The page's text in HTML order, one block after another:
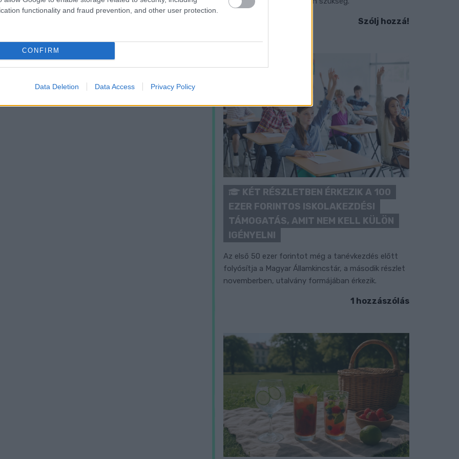
functionality and fraud prevention, and other user protection.
CONFIRM
Data Deletion Data Access Privacy Policy
Szólj hozzá!
KÉT RÉSZLETBEN ÉRKEZIK A 100
EZER FORINTOS ISKOLAKEZDÉSI
TÁMOGATÁS, AMIT NEM KELL KÜLÖN
IGÉNYELNI
Az első 50 ezer forintot még a tanévkezdés előtt
folyósítja a Magyar Államkincstár, a második részlet
novemberben, utalvány formájában érkezik.
1 hozzászólás